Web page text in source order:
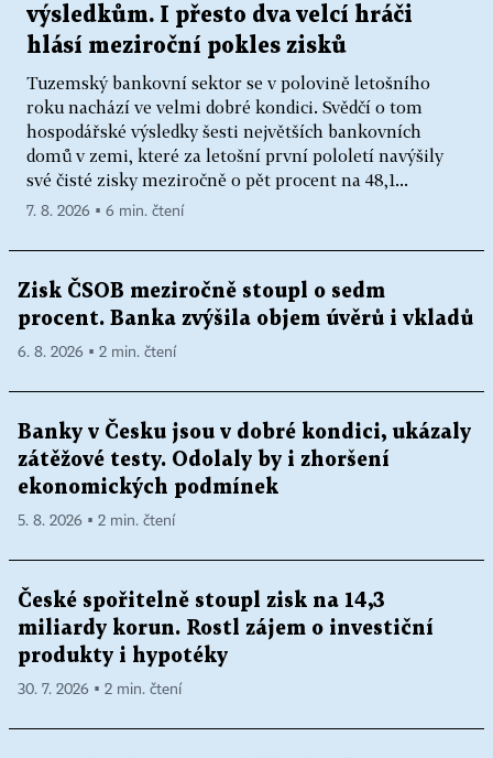
výsledkům. I přesto dva velcí hráči
hlásí meziroční pokles zisků
Tuzemský bankovní sektor se v polovině letošního
roku nachází ve velmi dobré kondici. Svědčí o tom
hospodářské výsledky šesti největších bankovních
domů v zemi, které za letošní první pololetí navýšily
své čisté zisky meziročně o pět procent na 48,1...
7. 8. 2026 ▪ 6 min. čtení
Zisk ČSOB meziročně stoupl o sedm
procent. Banka zvýšila objem úvěrů i vkladů
6. 8. 2026 ▪ 2 min. čtení
Banky v Česku jsou v dobré kondici, ukázaly
zátěžové testy. Odolaly by i zhoršení
ekonomických podmínek
5. 8. 2026 ▪ 2 min. čtení
České spořitelně stoupl zisk na 14,3
miliardy korun. Rostl zájem o investiční
produkty i hypotéky
30. 7. 2026 ▪ 2 min. čtení